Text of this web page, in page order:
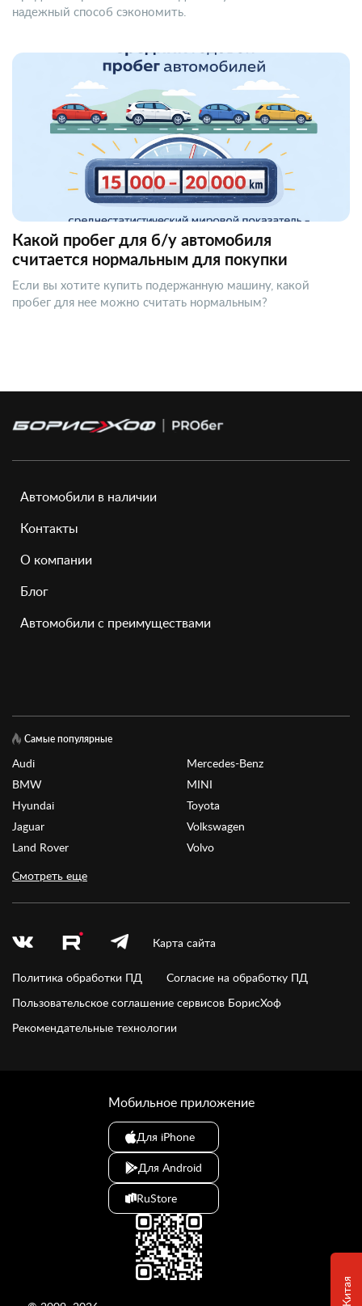
надежный способ сэкономить.
Какой пробег для б/у автомобиля
считается нормальным для покупки
Если вы хотите купить подержанную машину, какой
пробег для нее можно считать нормальным?
Автомобили в наличии
Контакты
О компании
Блог
Автомобили с преимуществами
Самые популярные
Audi
BMW
Hyundai
Jaguar
Land Rover
Mercedes-Benz
MINI
Toyota
Volkswagen
Volvo
Смотреть еще
Карта сайта
Политика обработки ПД
Согласие на обработку ПД
Пользовательское соглашение сервисов БорисХоф
Рекомендательные технологии
Мобильное приложение
Для iPhone
Для Android
RuStore